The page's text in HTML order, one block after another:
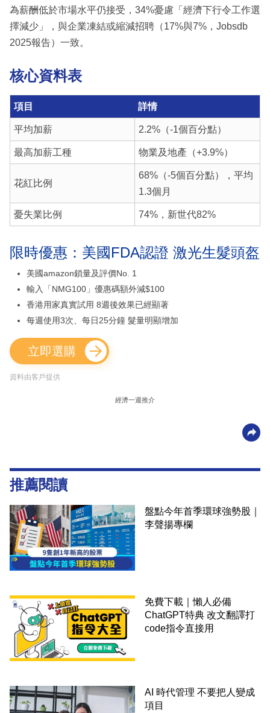
為薪酬低於市場水平仍接受，34%憂慮「經濟下行令工作選
擇減少」，與企業凍結或縮減招聘（17%與7%，Jobsdb
2025報告）一致。
核心資料表
項目 詳情
平均加薪 2.2%（-1個百分點）
最高加薪工種 物業及地產（+3.9%）
花紅比例
68%（-5個百分點），平均
1.3個月
憂失業比例 74%，新世代82%
限時優惠：美國FDA認證 激光生髮頭盔
美國amazon鎖量及評價No. 1
輸入「NMG100」優惠碼額外減$100
香港用家真實試用 8週後效果已經顯著
每週使用3次、每日25分鐘 髮量明顯增加
立即選購
資料由客戶提供
經濟一週推介
推薦閱讀
盤點今年首季環球強勢股｜
李聲揚專欄
免費下載｜懶人必備
ChatGPT特典 改文翻譯打
code指令直接用
AI 時代管理 不要把人變成
項目